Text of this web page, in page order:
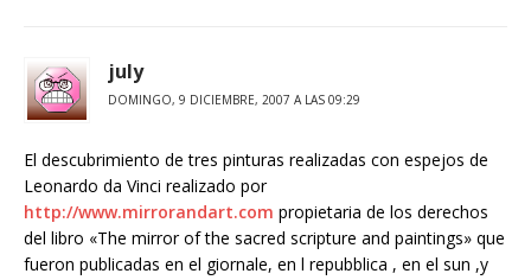
july
DOMINGO, 9 DICIEMBRE, 2007 A LAS 09:29
El descubrimiento de tres pinturas realizadas con espejos de
Leonardo da Vinci realizado por
http://www.mirrorandart.com propietaria de los derechos
del libro «The mirror of the sacred scripture and paintings» que
fueron publicadas en el giornale, en l repubblica , en el sun ,y